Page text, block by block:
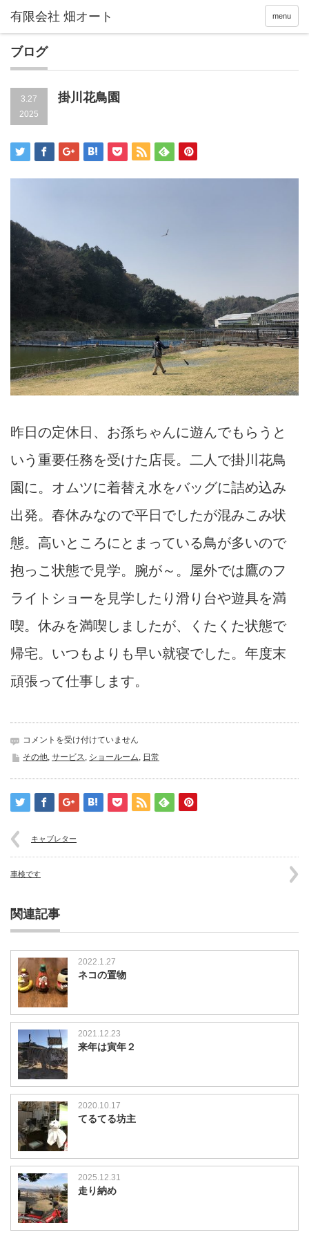
menu
ブログ
3.27
2025
掛川花鳥園
昨日の定休日、お孫ちゃんに遊んでもらうと
いう重要任務を受けた店長。二人で掛川花鳥
園に。オムツに着替え水をバッグに詰め込み
出発。春休みなので平日でしたが混みこみ状
態。高いところにとまっている鳥が多いので
抱っこ状態で見学。腕が～。屋外では鷹のフ
ライトショーを見学したり滑り台や遊具を満
喫。休みを満喫しましたが、くたくた状態で
帰宅。いつもよりも早い就寝でした。年度末
頑張って仕事します。
掛
川
鳥
園
は
コメントを受け付けていません
その他 サービス ショールーム 日常
キャブレター
車検です
関連記事
2022.1.27
ネコの置物
2021.12.23
来年は寅年２
2020.10.17
てるてる坊主
2025.12.31
走り納め